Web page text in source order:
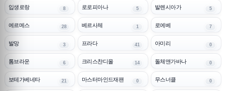
입생로랑 8 로로피아나 5 발렌시아가 5
에르메스 28 베르사체 1 로에베 7
발망 3 프라다 41 아미리 0
톰브라운 6 크리스챤디올 14 돌체앤가바나 0
보테가베네타 21 마스터마인드재팬 0 무스너클 0